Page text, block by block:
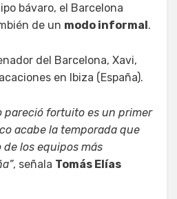
bávaro, el Barcelona
de un modo informal.
del Barcelona, Xavi,
en Ibiza (España).
pareció fortuito es un primer
acabe la temporada que
los equipos más
, señala Tomás Elías